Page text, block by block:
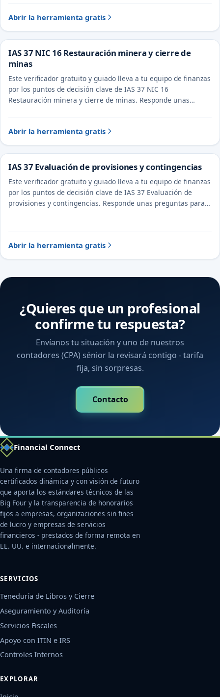
Abrir la herramienta gratis
IAS 37 NIC 16 Restauración minera y cierre de
minas
Este verificador gratuito y guiado lleva a tu equipo de finanzas
por los puntos de decisión clave de IAS 37 NIC 16
Restauración minera y cierre de minas. Responde unas
Abrir la herramienta gratis
IAS 37 Evaluación de provisiones y contingencias
Este verificador gratuito y guiado lleva a tu equipo de finanzas
por los puntos de decisión clave de IAS 37 Evaluación de
provisiones y contingencias. Responde unas preguntas para
Abrir la herramienta gratis
¿Quieres que un profesional
confirme tu respuesta?
Envíanos tu situación y uno de nuestros
contadores (CPA) sénior la revisará contigo - tarifa
fija, sin sorpresas.
Contacto
Financial Connect
Una firma de contadores públicos
certificados dinámica y con visión de futuro
que aporta los estándares técnicos de las
Big Four y la transparencia de honorarios
fijos a empresas, organizaciones sin fines
de lucro y empresas de servicios
financieros - prestados de forma remota en
EE. UU. e internacionalmente.
SERVICIOS
Teneduría de Libros y Cierre
Aseguramiento y Auditoría
Servicios Fiscales
Apoyo con ITIN e IRS
Controles Internos
EXPLORAR